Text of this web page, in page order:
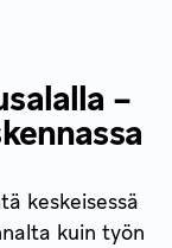
–
keskeisessä
kuin työn